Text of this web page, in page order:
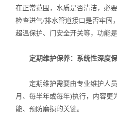
在正常范围，水质是否清洁，必
检查进气/排水管道接口是否牢固
超温保护、门安全开关等，功能是
定期维护保养：系统性深度
定期维护需要由专业维护人员
月、每半年或每年)执行，内容更
能、预防磨损的关键。